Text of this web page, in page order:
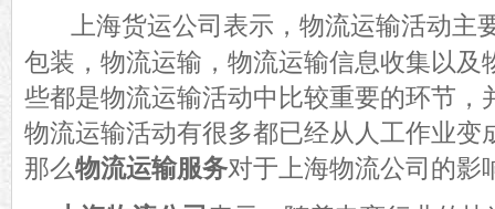
上海货运公司表示，物流运输活动主
包装，物流运输，物流运输信息收集以及
些都是物流运输活动中比较重要的环节，
物流运输活动有很多都已经从人工作业变
那么物流运输服务对于上海物流公司的影